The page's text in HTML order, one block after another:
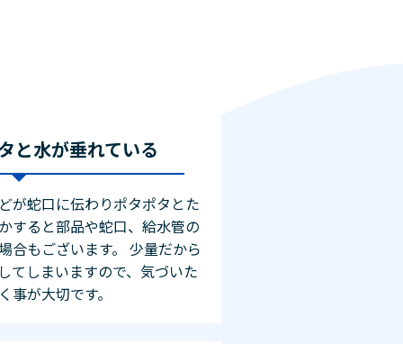
と水が垂れている
が蛇口に伝わりポタポタとた
すると部品や蛇口、給水管の
合もございます。 少量だから
てしまいますので、気づいた
が大切です。